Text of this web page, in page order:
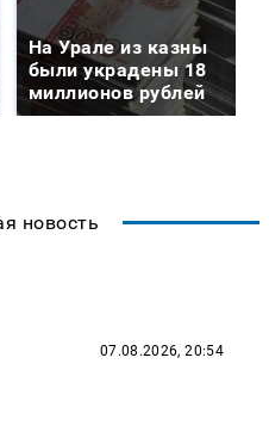
На Урале из казны
были украдены 18
миллионов рублей
новость
07.08.2026, 20:54